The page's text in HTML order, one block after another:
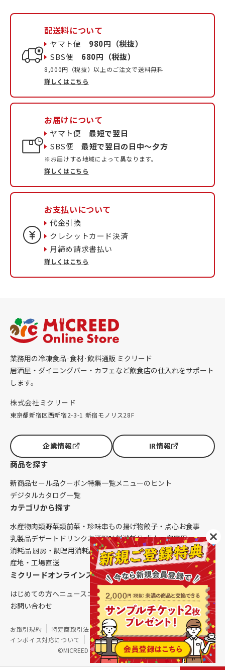
配送料について
ヤマト便 980円（税抜）
SBS便 680円（税抜）
8,000円（税抜）以上のご注文で送料無料
詳しくはこちら
お届けについて
ヤマト便最短で翌日
SBS便最短で翌日の日中〜夕方
※お届けする地域によって異なります。
詳しくはこちら
お支払いについて
代金引換
クレシットカード決済
月締め請求書払い
詳しくはこちら
業務用の冷凍食品·食材·飲料通販 ミクリード
居酒屋・ダイニングバー・カフェなど飲食店の仕入れをサポート
します。
株式会社ミクリード
東京都新宿区西新宿2-3-1 新宿モノリス28F
企業情報 IR情報
商品を探す
新商品セール品クーポン特集一覧メニューのヒント
デジタルカタログ一覧
カテゴリから探す
水産物肉類野菜類前菜・珍味串もの揚げ物餃子・点心お食事
乳製品デザート ドリンク お酒調味料消耗品 卓上・客席用
消耗品 厨房・調理用消耗品 クレンリネス生鮮品（配送便限定）
産地・工場直送
ミクリードオンラインストアについて
はじめての方へニュースコラムご利用ガイド会社概要
お問い合わせ
©MICREED CO.,LTD. All Rights Reserved.
お取引規約 特定商取引法に基づく表記
個人情報保護方針
インボイス対応について
サイトマップ